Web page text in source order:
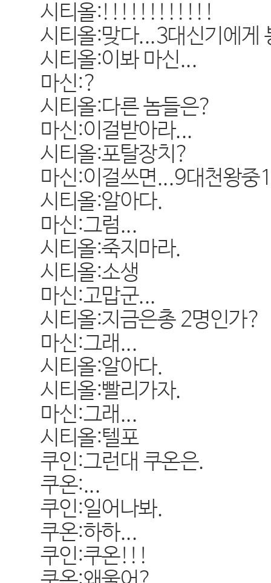
시티올:!!!!!!!!!!!!
시티올:맞다...3대신기에게
시티올:이봐 마신...
마신:?
시티올:다른 놈들은?
마신:이걸받아라...
시티올:포탈장치?
마신:이걸쓰면...9대천왕중
시티올:알아다.
마신:그럼...
시티올:죽지마라.
시티올:소생
마신:고맙군...
시티올:지금은총 2명인가?
마신:그래...
시티올:알아다.
시티올:빨리가자.
마신:그래...
시티올:텔포
쿠인:그런대 쿠온은.
쿠온:...
쿠인:일어나봐.
쿠온:하하...
쿠인:쿠온!!!